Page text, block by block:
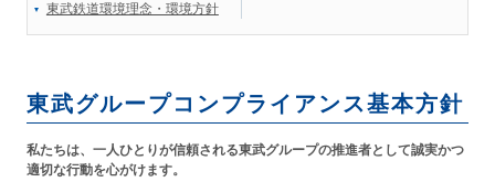
東武鉄道環境理念・環境方針
東武グループコンプライアンス基本方針
私たちは、一人ひとりが信頼される東武グループの推進者として誠実かつ
適切な行動を心がけます。